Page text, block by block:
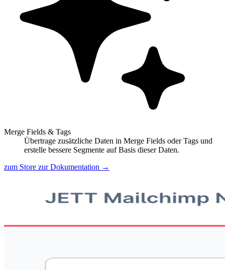
Merge Fields & Tags
Übertrage zusätzliche Daten in Merge Fields oder Tags und
erstelle bessere Segmente auf Basis dieser Daten.
zum Store zur Dokumentation →